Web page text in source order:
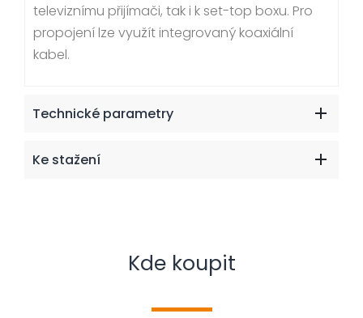
televiznímu přijímači, tak i k set-top boxu. Pro
propojení lze využít integrovaný koaxiální
kabel.
Technické parametry
Ke stažení
Kde koupit